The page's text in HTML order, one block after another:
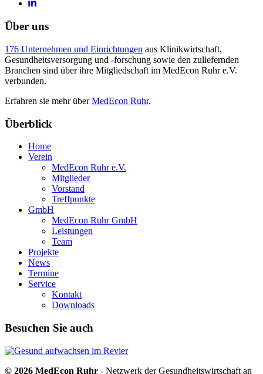
Über uns
176 Unternehmen und Einrichtungen aus Klinikwirtschaft,
Gesundheitsversorgung und -forschung sowie den zuliefernden
Branchen sind über ihre Mitgliedschaft im MedEcon Ruhr e.V.
verbunden.
Erfahren sie mehr überMedEcon Ruhr.
Überblick
Home
Verein
MedEcon Ruhr e.V.
Mitglieder
Vorstand
Treffpunkte
GmbH
MedEcon Ruhr GmbH
Leistungen
Team
Projekte
News
Termine
Service
Kontakt
Downloads
Besuchen Sie auch
© 2026 MedEcon Ruhr - Netzwerk der Gesundheitswirtschaft an